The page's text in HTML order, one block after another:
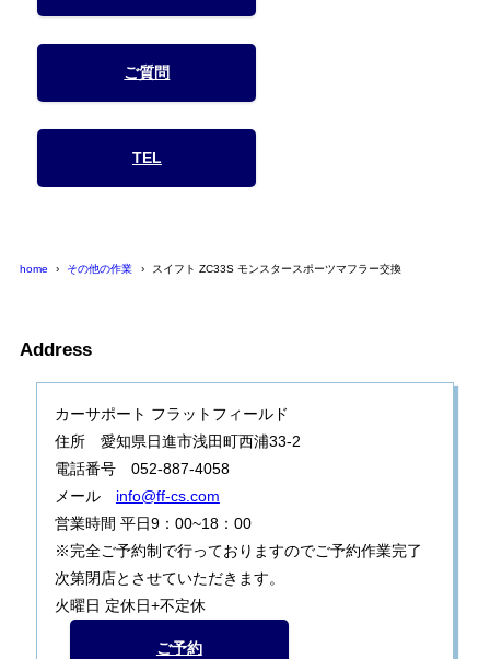
ご質問
TEL
home その他の作業 スイフト ZC33S モンスタースポーツマフラー交換
Address
カーサポート フラットフィールド
住所 愛知県日進市浅田町西浦33-2
電話番号 052-887-4058
メール info@ff-cs.com
営業時間 平日9：00~18：00
※完全ご予約制で行っておりますのでご予約作業完了
次第閉店とさせていただきます。
火曜日 定休日+不定休
ご予約